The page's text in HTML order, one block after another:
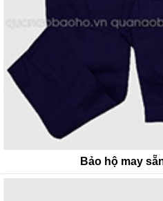
Bảo hộ may